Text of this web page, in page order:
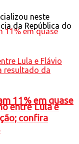
11% em quase
neste
da República do
entre Lula e
confira